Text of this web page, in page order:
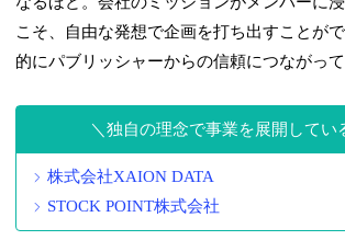
こそ、自由な発想で企画を打ち出すことが
的にパブリッシャーからの信頼につながって
独自の理念で事業を展開してい
株式会社XAION DATA
STOCK POINT株式会社